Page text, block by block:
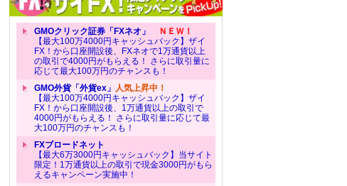
GMOクリック証券「FXネオ」
ＮＥＷ！
【最大100万4000円キャッシュバック】ザイ
FX！から口座開設後、FXネオで1万通貨以上
の取引で4000円がもらえる！ さらに取引量に
応じて最大100万円のチャンスも！
GMO外貨「外貨ex」 人気上昇中！
【最大100万4000円キャッシュバック】ザイ
FX！から口座開設後、1万通貨以上の取引で
4000円がもらえる！ さらに取引量に応じて最
大100万円のチャンスも！
FXブロードネット
【最大6万3000円キャッシュバック】当サイト
限定！1万通貨以上の取引で現金3000円がもら
えるキャンペーン実施中！